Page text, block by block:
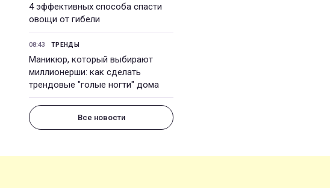
4 эффективных способа спасти
овощи от гибели
08:43 ТРЕНДЫ
Маникюр, который выбирают
миллионерши: как сделать
трендовые "голые ногти" дома
Все новости